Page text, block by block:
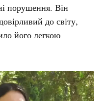
порушення. Він
до світу,
його легкою